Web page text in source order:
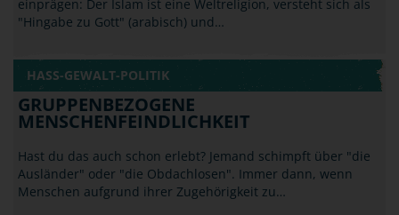
GRUPPENBEZOGENE
MENSCHENFEINDLICHKEIT
Hast du das auch schon erlebt? Jemand schimpft über "die
Menschen aufgrund ihrer Zugehörigkeit zu…